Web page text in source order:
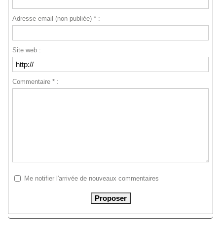
Adresse email (non publiée) * :
Site web :
Commentaire * :
Me notifier l'arrivée de nouveaux commentaires